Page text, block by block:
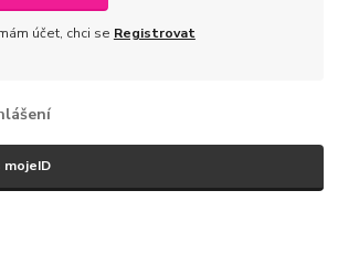
účet, chci se Registrovat